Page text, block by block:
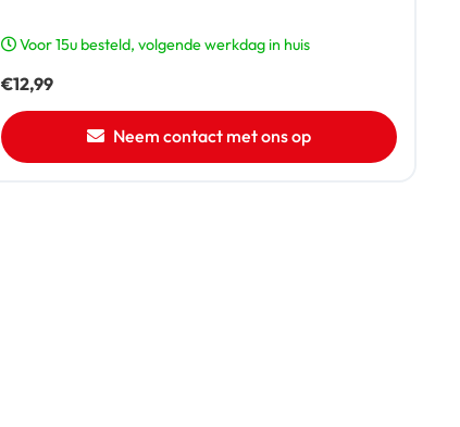
Voor 15u besteld, volgende werkdag in huis
€12,99
Neem contact met ons op